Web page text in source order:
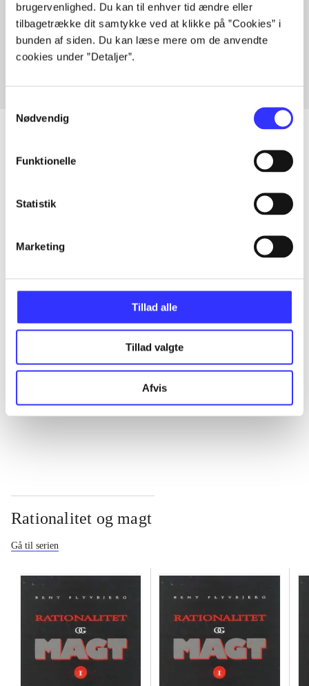
brugervenlighed. Du kan til enhver tid ændre eller
tilbagetrække dit samtykke ved at klikke på ”Cookies” i
bunden af siden. Du kan læse mere om de anvendte
cookies under ”Detaljer”.
Nødvendig
Funktionelle
Statistik
Marketing
Tillad alle
Tillad valgte
Afvis
Artikler med samme emner
Fra
...
...
Rationalitet og magt
Gå til serien